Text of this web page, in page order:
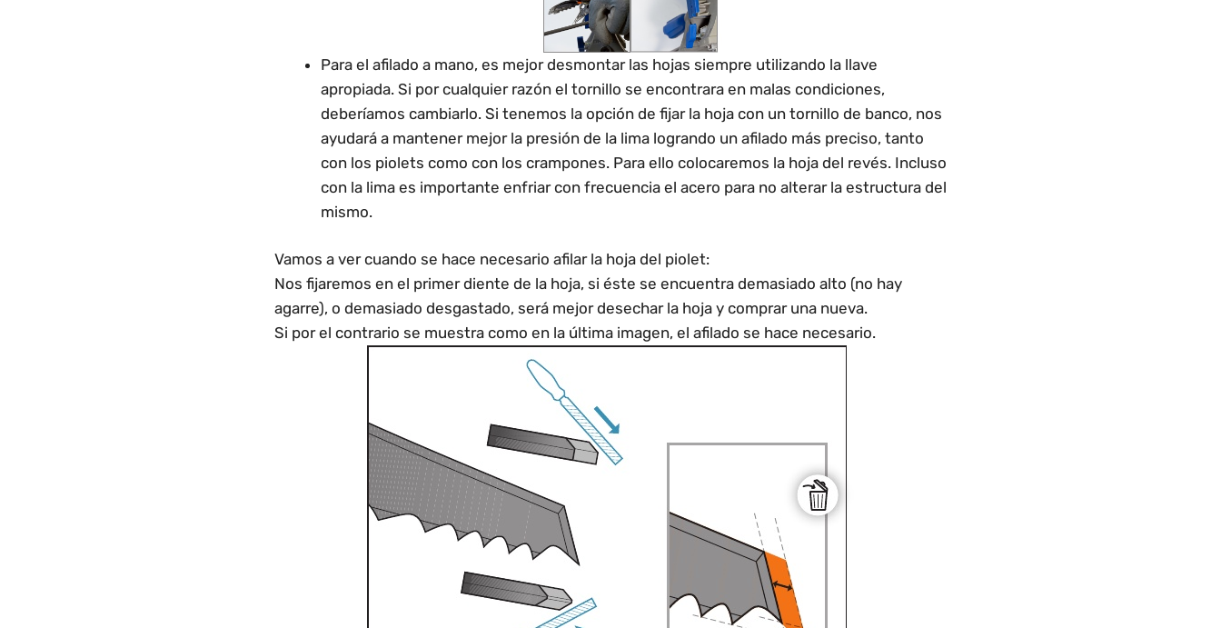
Para el afilado a mano, es mejor desmontar las hojas siempre utilizando la llave
apropiada. Si por cualquier razón el tornillo se encontrara en malas condiciones,
deberíamos cambiarlo. Si tenemos la opción de fijar la hoja con un tornillo de banco, nos
ayudará a mantener mejor la presión de la lima logrando un afilado más preciso, tanto
con los piolets como con los crampones. Para ello colocaremos la hoja del revés. Incluso
con la lima es importante enfriar con frecuencia el acero para no alterar la estructura del
mismo.
Vamos a ver cuando se hace necesario afilar la hoja del piolet:
Nos fijaremos en el primer diente de la hoja, si éste se encuentra demasiado alto (no hay
agarre), o demasiado desgastado, será mejor desechar la hoja y comprar una nueva.
Si por el contrario se muestra como en la última imagen, el afilado se hace necesario.